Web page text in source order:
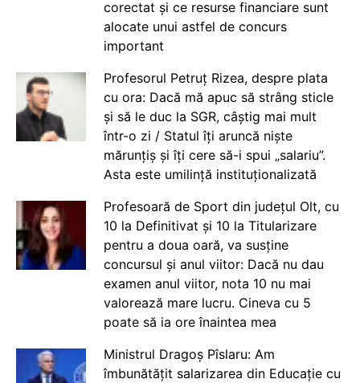
corectat și ce resurse financiare sunt
alocate unui astfel de concurs
important
Profesorul Petruț Rizea, despre plata
cu ora: Dacă mă apuc să strâng sticle
și să le duc la SGR, câștig mai mult
într-o zi / Statul îți aruncă niște
mărunțiș și îți cere să-i spui „salariu”.
Asta este umilință instituționalizată
Profesoară de Sport din județul Olt, cu
10 la Definitivat și 10 la Titularizare
pentru a doua oară, va susține
concursul și anul viitor: Dacă nu dau
examen anul viitor, nota 10 nu mai
valorează mare lucru. Cineva cu 5
poate să ia ore înaintea mea
Ministrul Dragoș Pîslaru: Am
îmbunătățit salarizarea din Educație cu